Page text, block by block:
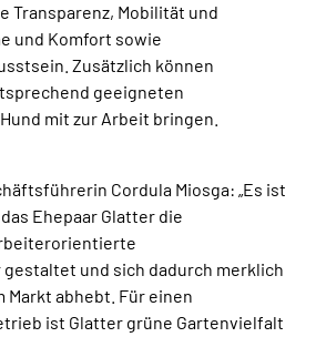
Transparenz, Mobilität und
und Komfort sowie
Zusätzlich können
geeigneten
mit zur Arbeit bringen.
Cordula Miosga: „Es ist
Ehepaar Glatter die
und sich dadurch merklich
Markt abhebt. Für einen
ist Glatter grüne Gartenvielfalt